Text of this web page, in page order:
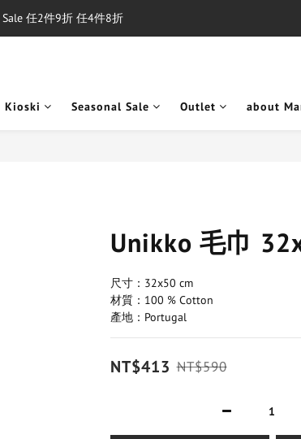
費滿$5,000享免運費
任2件9折 任4件8折
Kioski Seasonal Sale Outlet about
Unikko 毛巾
尺寸：32x50 cm
材質：100 % Cotton
產地：Portugal
NT$413 NT$590